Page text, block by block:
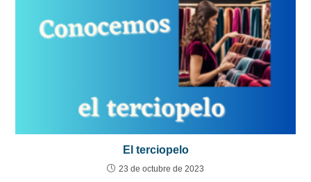
El terciopelo
23 de octubre de 2023